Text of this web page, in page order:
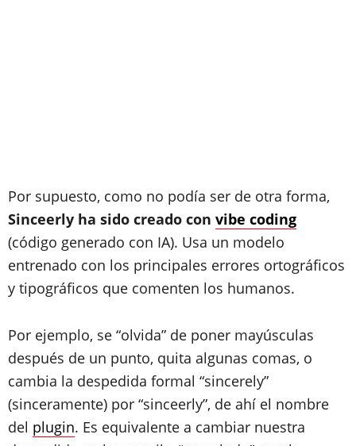
Por supuesto, como no podía ser de otra forma,
Sinceerly ha sido creado con vibe coding
(código generado con IA). Usa un modelo
entrenado con los principales errores ortográficos
y tipográficos que comenten los humanos.
Por ejemplo, se “olvida” de poner mayúsculas
después de un punto, quita algunas comas, o
cambia la despedida formal “sincerely”
(sinceramente) por “sinceerly”, de ahí el nombre
del plugin. Es equivalente a cambiar nuestra